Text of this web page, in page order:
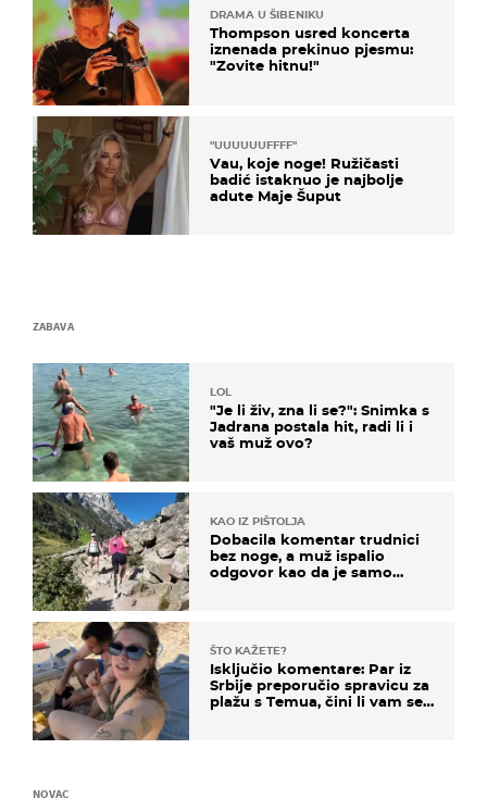
DRAMA U ŠIBENIKU
Thompson usred koncerta
iznenada prekinuo pjesmu:
"Zovite hitnu!"
"UUUUUUFFFF"
Vau, koje noge! Ružičasti
badić istaknuo je najbolje
adute Maje Šuput
ZABAVA
LOL
"Je li živ, zna li se?": Snimka s
Jadrana postala hit, radi li i
vaš muž ovo?
KAO IZ PIŠTOLJA
Dobacila komentar trudnici
bez noge, a muž ispalio
odgovor kao da je samo
ŠTO KAŽETE?
Isključio komentare: Par iz
Srbije preporučio spravicu za
plažu s Temua, čini li vam se
NOVAC